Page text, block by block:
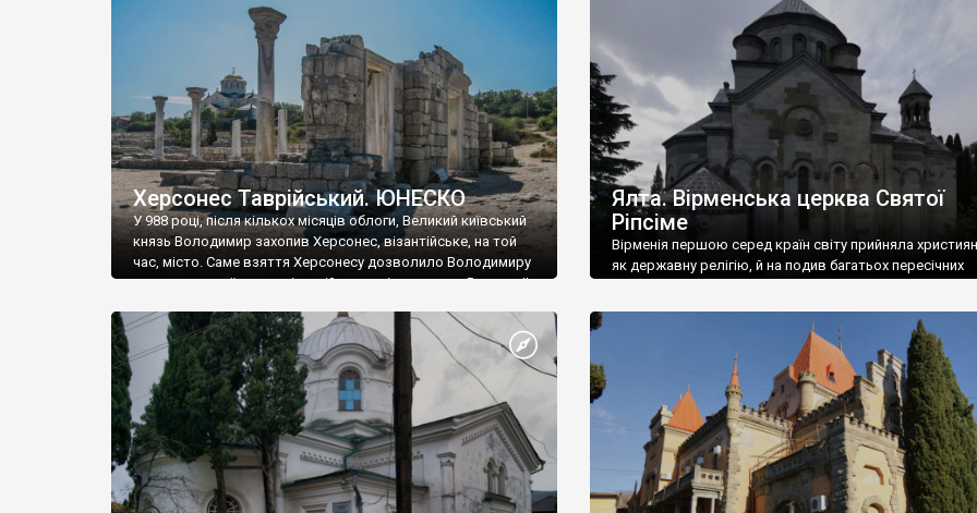
візантійської доби. Раритети викрадені з фондів об’єкту
культурної спадщини ЮНЕСКО «Херсонеса Таврійського».
Офіційно – на виставку «Золото Візантії», але експерти та
влада в Україні вважають це лише […]
називаються «повстяками» (postaki)…” “Вино. Крим
виробляє відмінне вино і його вдосталь: воно все
легке біле і дуже […]
Херсонес Таврійський. ЮНЕСКО
У 988 році, після кількох місяців облоги, Великий київський
князь Володимир захопив Херсонес, візантійське, на той
час, місто. Саме взяття Херсонесу дозволило Володимиру
диктувати свої умови візантійському імператору Василю ІІ,
Херсонесі Володимир-язичник, став Василем-
християнином. А потім було Хрещення Русі. На честь
Херсонесу Таврійського названо місто […]
Ялта. Вірменська церква Святої
Ріпсіме
Вірменія першою серед країн світу прийняла
як державну релігію, й на подив багатьох пересічних